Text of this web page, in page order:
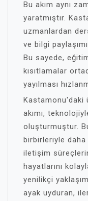
Bu akım aynı
yaratmıştır.
uzmanlardan
ve bilgi
Bu sayede,
kısıtlamalar
yayılması
Kastamonu'daki
akımı,
oluşturmuştur.
birbirleriyle daha
iletişim
hayatlarını
yenilikçi
ayak uyduran,